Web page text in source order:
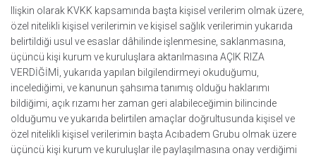
Ilişkin olarak KVKK kapsamında başta kişisel verilerim olmak üzere,
özel nitelikli kişisel verilerimin ve kişisel sağlık verilerimin yukarıda
belirtildiği usul ve esaslar dâhilinde işlenmesine, saklanmasına,
üçüncü kişi kurum ve kuruluşlara aktarılmasına AÇIK RIZA
VERDİĞİMİ, yukarıda yapılan bilgilendirmeyi okuduğumu,
incelediğimi, ve kanunun şahsıma tanımış olduğu haklarımı
bildiğimi, açık rızamı her zaman geri alabileceğimin bilincinde
olduğumu ve yukarıda belirtilen amaçlar doğrultusunda kişisel ve
özel nitelikli kişisel verilerimin başta Acıbadem Grubu olmak üzere
üçüncü kişi kurum ve kuruluşlar ile paylaşılmasına onay verdiğimi